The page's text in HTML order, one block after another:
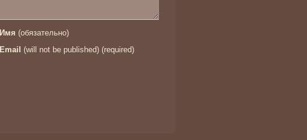
Имя (обязательно)
Email (will not be published) (required)